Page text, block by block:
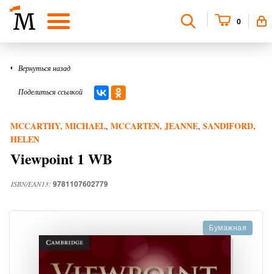
0
Вернуться назад
Поделиться ссылкой
MCCARTHY, MICHAEL, MCCARTEN, JEANNE, SANDIFORD,
HELEN
Viewpoint 1 WB
ISBN/EAN13: 9781107602779
Бумажная